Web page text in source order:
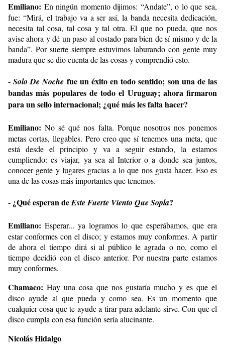
Emiliano: En ningún momento dijimos: “Andate”, o lo que sea,
fue: “Mirá, el trabajo va a ser así, la banda necesita dedicación,
necesita tal cosa, tal cosa y tal otra. El que no pueda, que nos
avise ahora y dé un paso al costado para bien de sí mismo y de la
banda”. Por suerte siempre estuvimos laburando con gente muy
madura que se dio cuenta de las cosas y comprendió esto.
-Solo De Noche fue un éxito en todo sentido; son una de las
bandas más populares de todo el Uruguay; ahora firmaron
para un sello internacional; ¿qué más les falta hacer?
Emiliano:No sé qué nos falta. Porque nosotros nos ponemos
metas cortas, llegables. Pero creo que sí tenemos una meta, que
está desde el principio y va a seguir estando, la estamos
cumpliendo: es viajar, ya sea al Interior o a donde sea juntos,
conocer gente y lugares gracias a lo que nos gusta hacer. Eso es
una de las cosas más importantes que tenemos.
- ¿Qué esperan deEste Fuerte Viento Que Sopla?
Emiliano: Esperar... ya logramos lo que esperábamos, que era
estar conformes con el disco; y estamos muy conformes. A partir
de ahora el tiempo dirá si al público le agrada o no, como el
tiempo decidió con el disco anterior. Por nuestra parte estamos
muy conformes.
Chamaco: Hay una cosa que nos gustaría mucho y es que el
disco ayude al que pueda y como sea. Es un momento que
cualquier cosa que te ayude a tirar para adelante sirve. Con que el
disco cumpla con esa función sería alucinante.
Nicolás Hidalgo